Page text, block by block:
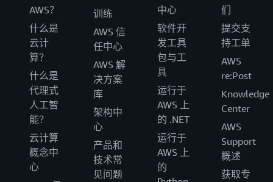
AWS？
什么是
云计
算？
什么是
代理式
人工智
能？
云计算
概念中
心
训练
AWS 信
任中心
AWS 解
决方案
库
架构中
心
产品和
技术常
见问题
中心
软件开
发工具
包与工
具
运行于
AWS 上
的 .NET
运行于
AWS 上
的
们
提交支
持工单
AWS
re:Post
Knowledge
Center
AWS
Support
概述
获取专